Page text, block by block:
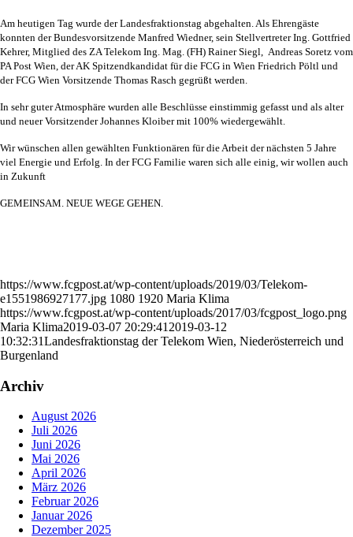
Am heutigen Tag wurde der Landesfraktionstag abgehalten. Als Ehrengäste
konnten der Bundesvorsitzende Manfred Wiedner, sein Stellvertreter Ing. Gottfried
Kehrer, Mitglied des ZA Telekom Ing. Mag. (FH) Rainer Siegl, Andreas Soretz vom
PA Post Wien, der AK Spitzendkandidat für die FCG in Wien Friedrich Pöltl und
der FCG Wien Vorsitzende Thomas Rasch gegrüßt werden.
In sehr guter Atmosphäre wurden alle Beschlüsse einstimmig gefasst und als alter
und neuer Vorsitzender Johannes Kloiber mit 100% wiedergewählt.
Wir wünschen allen gewählten Funktionären für die Arbeit der nächsten 5 Jahre
viel Energie und Erfolg. In der FCG Familie waren sich alle einig, wir wollen auch
in Zukunft
GEMEINSAM. NEUE WEGE GEHEN.
https://www.fcgpost.at/wp-content/uploads/2019/03/Telekom-
e1551986927177.jpg 1080 1920 Maria Klima
https://www.fcgpost.at/wp-content/uploads/2017/03/fcgpost_logo.png
Maria Klima2019-03-07 20:29:41 2019-03-12
10:32:31Landesfraktionstag der Telekom Wien, Niederösterreich und
Burgenland
Archiv
August 2026
Juli 2026
Juni 2026
Mai 2026
April 2026
März 2026
Februar 2026
Januar 2026
Dezember 2025